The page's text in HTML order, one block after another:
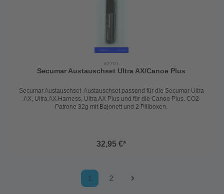
52707
Secumar Austauschset Ultra AX/Canoe Plus
Secumar Austauschset Austauschset passend für die Secumar Ultra
AX, Ultra AX Harness, Ultra AX Plus und für die Canoe Plus. CO2
Patrone 32g mit Bajonett und 2 Pillboxen.
32,95 €*
1 2